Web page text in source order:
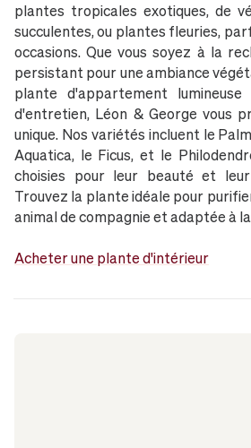
plantes tropicales exotiques, de
succulentes, ou plantes fleuries,
occasions. Que vous soyez à la
persistant pour une ambiance
plante d'appartement
d'entretien, Léon & George vous
unique. Nos variétés incluent le
Aquatica, le Ficus, et le
choisies pour leur beauté et
Trouvez la plante idéale pour
animal de compagnie et adaptée à
Acheter une plante d'intérieur